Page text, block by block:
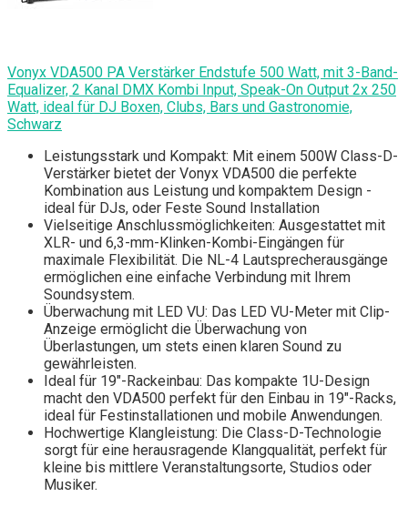
Vonyx VDA500 PA Verstärker Endstufe 500 Watt, mit 3-Band-
Equalizer, 2 Kanal DMX Kombi Input, Speak-On Output 2x 250
Watt, ideal für DJ Boxen, Clubs, Bars und Gastronomie,
Schwarz
Leistungsstark und Kompakt: Mit einem 500W Class-D-
Verstärker bietet der Vonyx VDA500 die perfekte
Kombination aus Leistung und kompaktem Design -
ideal für DJs, oder Feste Sound Installation
Vielseitige Anschlussmöglichkeiten: Ausgestattet mit
XLR- und 6,3-mm-Klinken-Kombi-Eingängen für
maximale Flexibilität. Die NL-4 Lautsprecherausgänge
ermöglichen eine einfache Verbindung mit Ihrem
Soundsystem.
Überwachung mit LED VU: Das LED VU-Meter mit Clip-
Anzeige ermöglicht die Überwachung von
Überlastungen, um stets einen klaren Sound zu
gewährleisten.
Ideal für 19"-Rackeinbau: Das kompakte 1U-Design
macht den VDA500 perfekt für den Einbau in 19"-Racks,
ideal für Festinstallationen und mobile Anwendungen.
Hochwertige Klangleistung: Die Class-D-Technologie
sorgt für eine herausragende Klangqualität, perfekt für
kleine bis mittlere Veranstaltungsorte, Studios oder
Musiker.